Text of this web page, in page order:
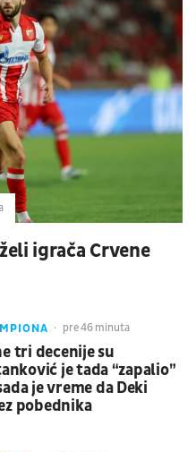
igrača Crvene
pre 46 minuta
tri decenije su
je tada “zapalio”
je vreme da Deki
pobednika